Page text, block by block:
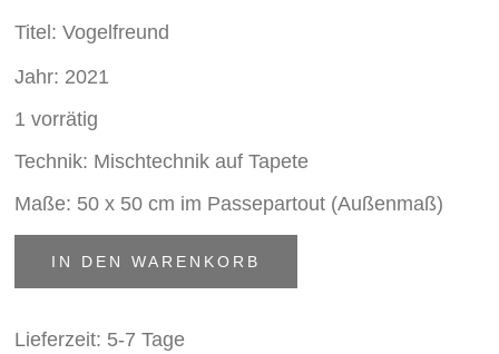
Titel: Vogelfreund
Jahr: 2021
1 vorrätig
Technik: Mischtechnik auf Tapete
Maße: 50 x 50 cm im Passepartout (Außenmaß)
MengeIN DEN WARENKORB
Lieferzeit: 5-7 Tage